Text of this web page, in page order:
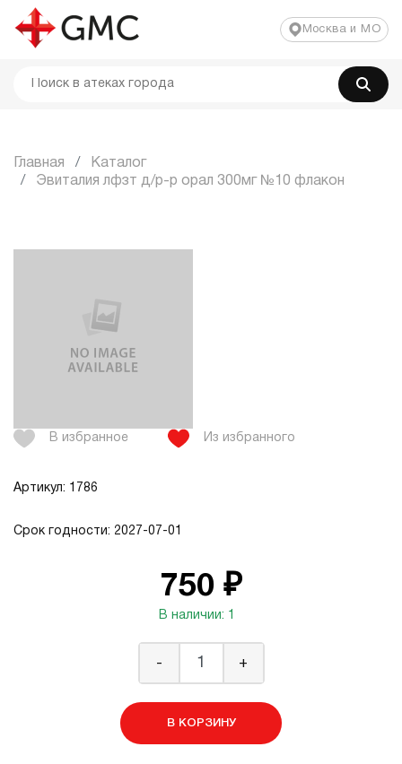
Москва и МО
Главная
Каталог
Эвиталия лфзт д/р-р орал 300мг №10 флакон
В избранное Из избранного
Артикул: 1786
Срок годности: 2027-07-01
750 ₽
В наличии: 1
- +
В КОРЗИНУ